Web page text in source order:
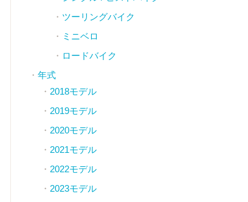
ツーリングバイク
ミニベロ
ロードバイク
年式
2018モデル
2019モデル
2020モデル
2021モデル
2022モデル
2023モデル